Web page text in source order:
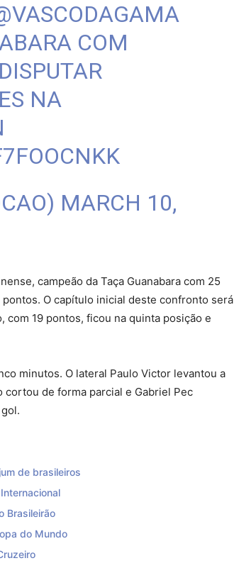
COM
NA
MARCH 10,
campeão da Taça Guanabara com 25
O capítulo inicial deste confronto será
com 19 pontos, ficou na quinta posição e
minutos. O lateral Paulo Victor levantou a
cortou de forma parcial e Gabriel Pec
de brasileiros
Brasileirão
do Mundo